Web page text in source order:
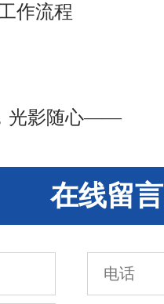
作流程
光影随心——
在线留言